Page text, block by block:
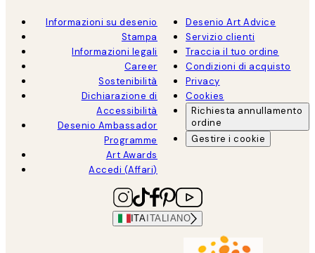
Informazioni su desenio
Stampa
Informazioni legali
Career
Sostenibilità
Dichiarazione di
Accessibilità
Desenio Ambassador
Programme
Art Awards
Accedi (Affari)
Desenio Art Advice
Servizio clienti
Traccia il tuo ordine
Condizioni di acquisto
Privacy
Cookies
Richiesta annullamento
ordine
Gestire i cookie
ITA ITALIANO